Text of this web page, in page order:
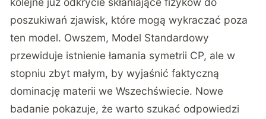
poszukiwań zjawisk, które mogą wykraczać poza
ten model. Owszem, Model Standardowy
przewiduje istnienie łamania symetrii CP, ale w
stopniu zbyt małym, by wyjaśnić faktyczną
dominację materii we Wszechświecie. Nowe
badanie pokazuje, że warto szukać odpowiedzi